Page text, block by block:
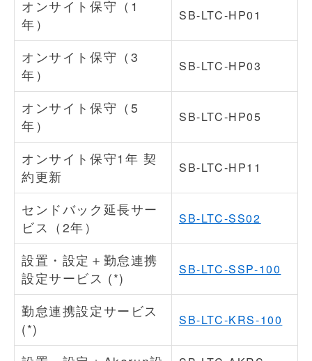
オンサイト保守（1
年）
SB-LTC-HP01
オンサイト保守（3
年）
SB-LTC-HP03
オンサイト保守（5
年）
SB-LTC-HP05
オンサイト保守1年 契
約更新
SB-LTC-HP11
センドバック延長サー
ビス（2年）
SB-LTC-SS02
設置・設定＋勤怠連携
設定サービス (*)
SB-LTC-SSP-100
勤怠連携設定サービス
(*)
SB-LTC-KRS-100